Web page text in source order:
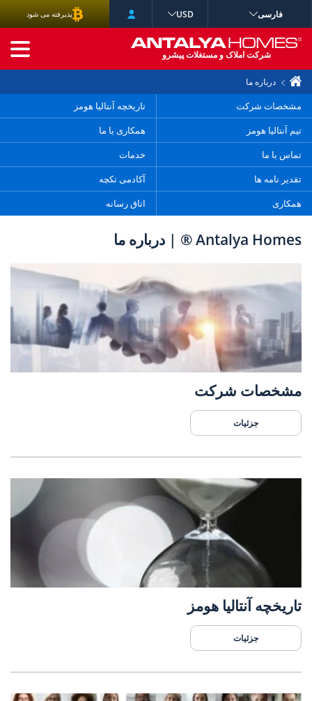
درباره ما
مشخصات شرکت
تاریخچه آنتالیا هومز
تیم آنتالیا هومز
همکاری با ما
تماس با ما
خدمات
تقدیر نامه ها
آکادمی تکچه
همکاری
اتاق رسانه
Antalya Homes ® | درباره ما
مشخصات شرکت
جزئیات
تاریخچه آنتالیا هومز
جزئیات
فارسی USD پذیرفته می شود
شرکت املاک و مستغلات پیشرو
جستجوی پیشرفته